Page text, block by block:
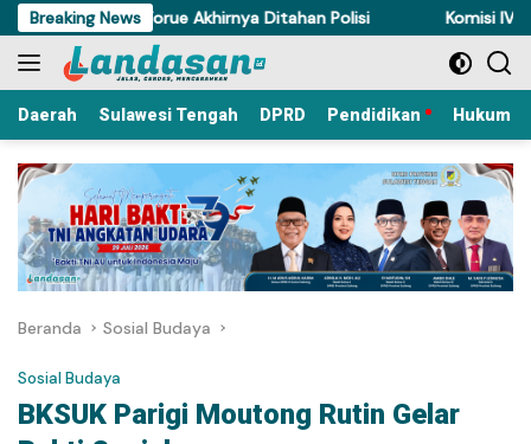
Langsung
ke
konten
Breaking News
Ayam di Torue Akhirnya Ditahan Polisi Komisi IV
Daerah Sulawesi Tengah DPRD Pendidikan Hukum
Beranda Sosial Budaya
Sosial Budaya
BKSUK Parigi Moutong Rutin Gelar